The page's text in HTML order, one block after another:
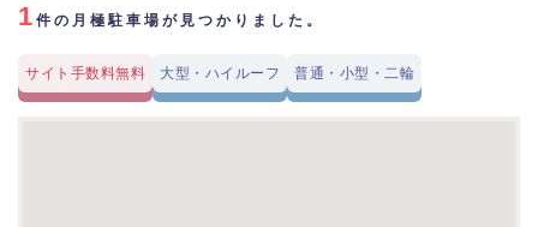
1 件の月極駐車場が見つかりました。
サイト手数料無料 大型・ハイルーフ 普通・小型・二輪